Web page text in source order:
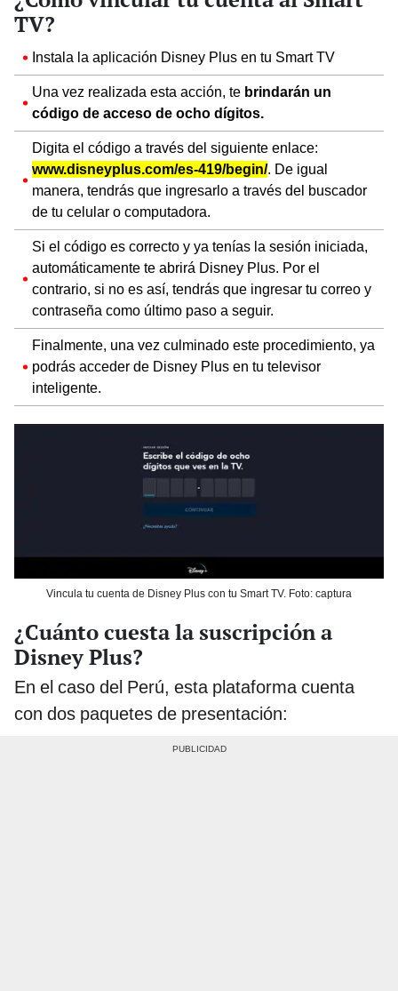
TV?
Instala la aplicación Disney Plus en tu Smart TV
Una vez realizada esta acción, te brindarán un
código de acceso de ocho dígitos.
Digita el código a través del siguiente enlace:
www.disneyplus.com/es-419/begin/. De igual
manera, tendrás que ingresarlo a través del buscador
de tu celular o computadora.
Si el código es correcto y ya tenías la sesión iniciada,
automáticamente te abrirá Disney Plus. Por el
contrario, si no es así, tendrás que ingresar tu correo y
contraseña como último paso a seguir.
Finalmente, una vez culminado este procedimiento, ya
podrás acceder de Disney Plus en tu televisor
inteligente.
Vincula tu cuenta de Disney Plus con tu Smart TV. Foto: captura
¿Cuánto cuesta la suscripción a
Disney Plus?
En el caso del Perú, esta plataforma cuenta
con dos paquetes de presentación: